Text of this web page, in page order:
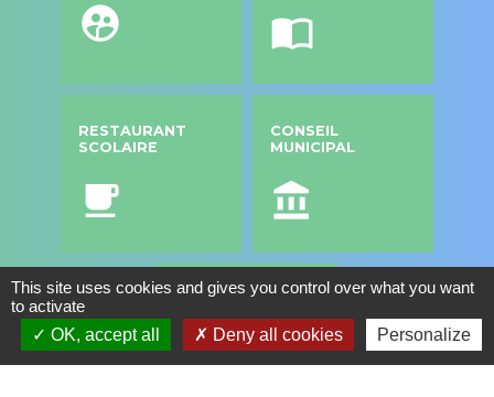
supervised_user_circle import_contacts
RESTAURANT
SCOLAIRE
local_cafe
CONSEIL
MUNICIPAL
account_balance
ESCALE, ESPACE
CULTUREL
headset
This site uses cookies and gives you control over what you want
to activate
OK, accept all
Deny all cookies Personalize